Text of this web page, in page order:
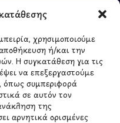
χρησιμοποιούμε
ή/και την
Η συγκατάθεση για τις
να επεξεργαστούμε
όπως συμπεριφορά
σε αυτόν τον
της
αρνητικά ορισμένες